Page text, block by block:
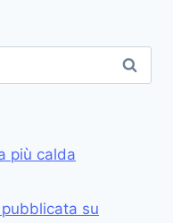
più calda
su